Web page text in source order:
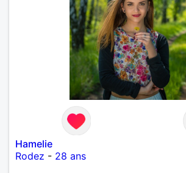
Hamelie
Rodez - 28 ans